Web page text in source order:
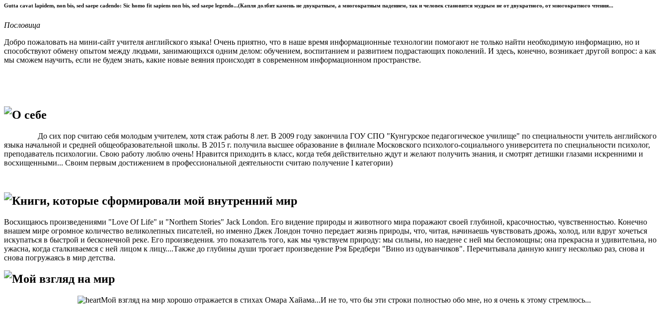
Gutta cavat lapidem, non bis, sed saepe cadendo: Sic homo fit sapiens non bis, sed saepe legendo...(Капля долбит камень не двукратным, а многократным падением, так и человек становится мудрым не от двукратного, от многократного чтения...
Пословица
Добро пожаловать на мини-сайт учителя английского языка! Очень приятно, что в наше время информационные технологии помогают не только найти необходимую информацию, но и
способствуют обмену опытом между людьми, занимающихся одним делом: обучением, воспитанием и развитием подрастающих поколений. И здесь, конечно, возникает другой вопрос: а как
мы сможем научить, если не будем знать, какие новые веяния происходят в современном информационном пространстве.
О себе
До сих пор считаю себя молодым учителем, хотя стаж работы 8 лет. В 2009 году закончила ГОУ СПО "Кунгурское педагогическое училище" по специальности учитель английского
языка начальной и средней общеобразовательной школы. В 2015 г. получила высшее образование в филиале Московского психолого-социального университета по специальности психолог,
преподаватель психологии. Свою работу люблю очень! Нравится приходить в класс, когда тебя действительно ждут и желают получить знания, и смотрят детишки глазами искренними и
восхищенными... Своим первым достижением в профессиональной деятельности считаю получение I категории)
Книги, которые сформировали мой внутренний мир
Восхищаюсь произведениями "Love Of Life" и "Northern Stories" Jack London. Его видение природы и животного мира поражают своей глубиной, красочностью, чувственностью. Конечно
внашем мире огромное количество великолепных писателей, но именно Джек Лондон точно передает жизнь природы, что, читая, начинаешь чувствовать дрожь, холод, или вдруг хочеться
искупаться в быстрой и бесконечной реке. Его произведения. это показатель того, как мы чувствуем природу: мы сильны, но наедене с ней мы беспомощны; она прекрасна и удивительна, но
ужасна, когда сталкиваемся с ней лицом к лицу....Также до глубины души трогает произведение Рэя Бредбери "Вино из одуванчиков". Перечитывала данную книгу несколько раз, снова и
снова погружаясь в мир детства.
Мой взгляд на мир
Мой взгляд на мир хорошо отражается в стихах Омара Хайама...И не то, что бы эти строки полностью обо мне, но я очень к этому стремлюсь...